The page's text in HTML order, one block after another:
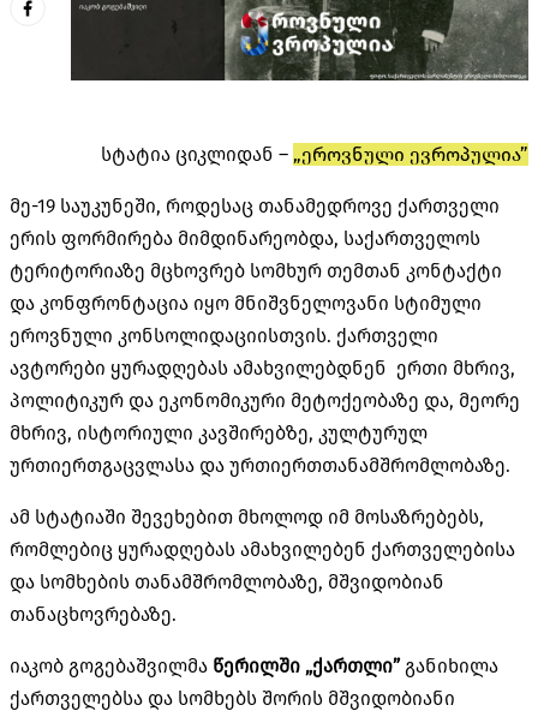
სტატია ციკლიდან – „ეროვნული ევროპულია”
მე-19 საუკუნეში, როდესაც თანამედროვე ქართველი
ერის ფორმირება მიმდინარეობდა, საქართველოს
ტერიტორიაზე მცხოვრებ სომხურ თემთან კონტაქტი
და კონფრონტაცია იყო მნიშვნელოვანი სტიმული
ეროვნული კონსოლიდაციისთვის. ქართველი
ავტორები ყურადღებას ამახვილებდნენ ერთი მხრივ,
პოლიტიკურ და ეკონომიკური მეტოქეობაზე და, მეორე
მხრივ, ისტორიული კავშირებზე, კულტურულ
ურთიერთგაცვლასა და ურთიერთთანამშრომლობაზე.
ამ სტატიაში შევეხებით მხოლოდ იმ მოსაზრებებს,
რომლებიც ყურადღებას ამახვილებენ ქართველებისა
და სომხების თანამშრომლობაზე, მშვიდობიან
თანაცხოვრებაზე.
იაკობ გოგებაშვილმა წერილში „ქართლი”განიხილა
ქართველებსა და სომხებს შორის მშვიდობიანი